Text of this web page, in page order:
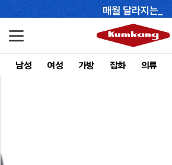
남성 여성 가방 잡화 의류